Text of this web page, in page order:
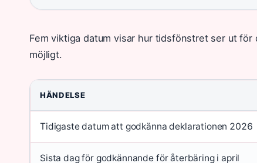
Fem viktiga datum visar hur tidsfönstret ser ut
möjligt.
HÄNDELSE
Tidigaste datum att godkänna deklarationen 2026
Sista dag för godkännande för återbäring i april